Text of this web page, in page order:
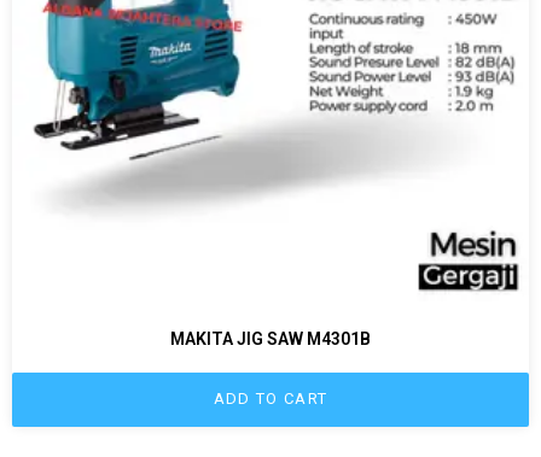
MAKITA JIG SAW M4301B
ADD TO CART